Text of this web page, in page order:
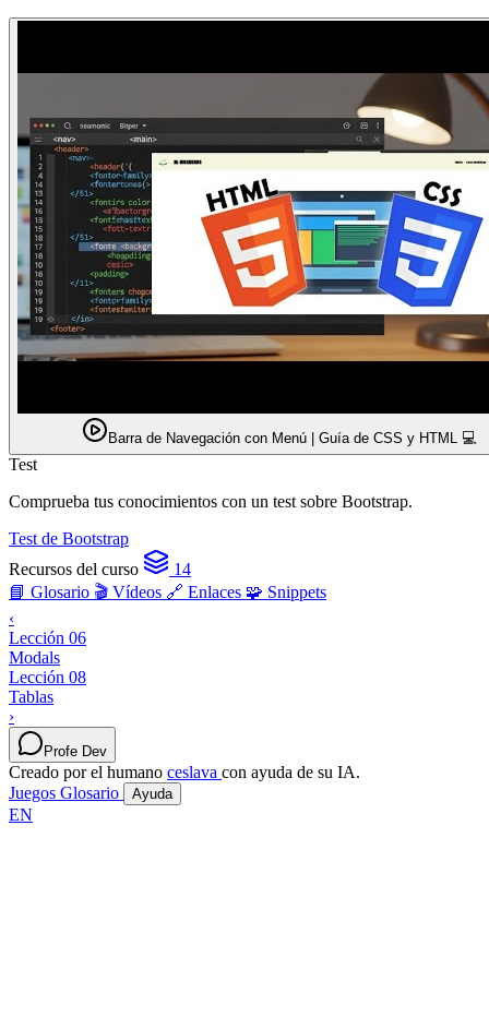
Barra de Navegación con Menú | Guía de CSS y HTML 💻
Test
Comprueba tus conocimientos con un test sobre Bootstrap.
Test de Bootstrap
Recursos del curso
14
📘 Glosario 🎬 Vídeos 🔗 Enlaces 🧩 Snippets
‹
Lección 06
Modals
Lección 08
Tablas
›
Profe Dev
Creado por el humano ceslava con ayuda de su IA.
Juegos Glosario Ayuda
EN